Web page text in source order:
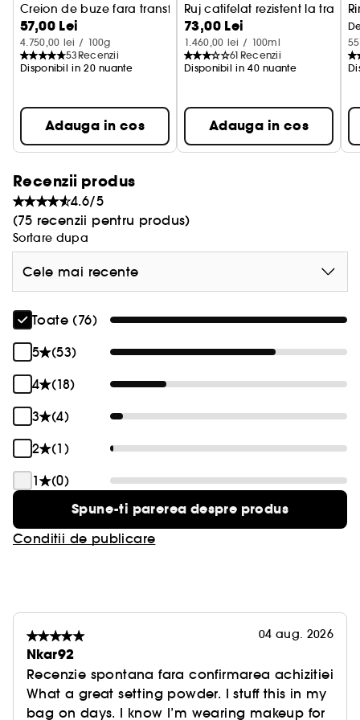
Creion de buze fara transfer
57,00 Lei
4.750,00 lei / 100g
53 Recenzii
Disponibil in 20 nuante
Adauga in cos
Ruj catifelat rezistent la
73,00 Lei
1.460,00 lei / 100ml
61 Recenzii
Disponibil in 40 nuante
Adauga in cos
Recenzii produs
4.6/5
(75 recenzii pentru produs)
Sortare dupa
Cele mai recente
Toate (76)
5
(53)
4
(18)
3
(4)
2
(1)
1
(0)
Spune-ti parerea despre produs
Conditii de publicare
04 aug. 2026
Nkar92
Recenzie spontana fara confirmarea achizitiei
What a great setting powder. I stuff this in my
bag on days. I know I’m wearing makeup for